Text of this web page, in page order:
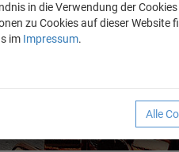
in die Verwendung der
zu Cookies auf dieser Website
im Impressum.
Alle